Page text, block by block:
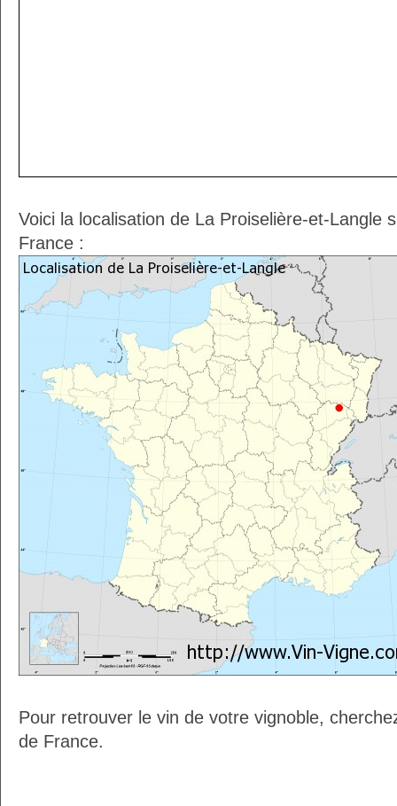
Voici la localisation de La Proiselière-et-Langle
France :
Pour retrouver le vin de votre vignoble,
de France.